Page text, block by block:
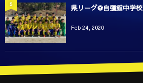
県リーグ⚽️自彊館中学校
Feb 24, 2020
5